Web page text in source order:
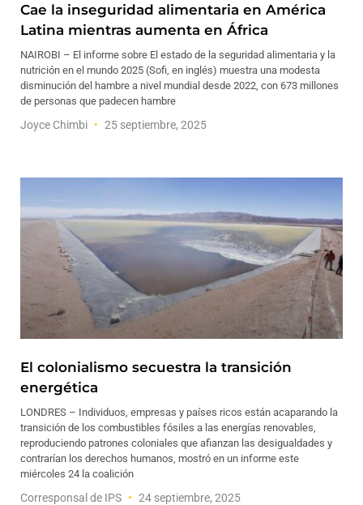
Cae la inseguridad alimentaria en América
Latina mientras aumenta en África
NAIROBI – El informe sobre El estado de la seguridad alimentaria y la
nutrición en el mundo 2025 (Sofi, en inglés) muestra una modesta
disminución del hambre a nivel mundial desde 2022, con 673 millones
de personas que padecen hambre
Joyce Chimbi 25 septiembre, 2025
El colonialismo secuestra la transición
energética
LONDRES – Individuos, empresas y países ricos están acaparando la
transición de los combustibles fósiles a las energías renovables,
reproduciendo patrones coloniales que afianzan las desigualdades y
contrarían los derechos humanos, mostró en un informe este
miércoles 24 la coalición
Corresponsal de IPS 24 septiembre, 2025